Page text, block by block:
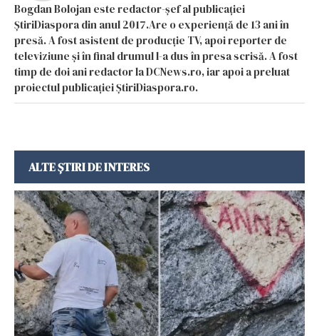
Bogdan Bolojan este redactor-șef al publicației
ȘtiriDiaspora din anul 2017.Are o experiență de 13 ani în
presă. A fost asistent de producție TV, apoi reporter de
televiziune și în final drumul l-a dus în presa scrisă. A fost
timp de doi ani redactor la DCNews.ro, iar apoi a preluat
proiectul publicației ȘtiriDiaspora.ro.
ALTE ȘTIRI DE INTERES